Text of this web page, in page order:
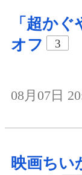
「超か
オフ
3
08月07日
映画ちい